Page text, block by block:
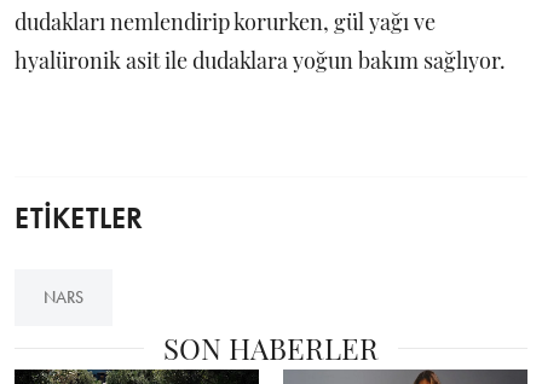
dudakları nemlendirip korurken, gül yağı ve
hyalüronik asit ile dudaklara yoğun bakım sağlıyor.
ETİKETLER
NARS
SON HABERLER